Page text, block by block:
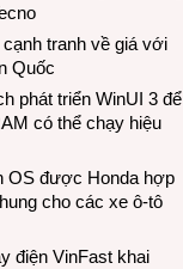
tranh về giá với
Quốc
phát triển WinUI 3 để
có thể chạy hiệu
OS được Honda hợp
cho các xe ô-tô
điện VinFast khai